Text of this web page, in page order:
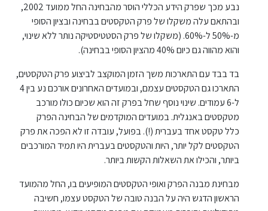
נבע מכך שפרק הידע הכללי הוסר מהבחינה החל ממועד 2002,
ובהתאם עלה משקלו של פרק הטקסטים בבחינה ובציון הסופי
מ-50% ל-60%. (משקלו של פרק הסטטיסטיקה נותר ללא שינוי,
והוא מהווה גם כיום 40% מהציון הסופי בבחינה).
בד בבד עם התארכות משך הזמן המוקצב לביצוע פרק הטקסטים,
התארכו גם הטקסטים עצמם, ובמועדים האחרונים אורכם נע בין 4
ל-6 עמודים. שינוי נוסף שחל בפרק זה הוא שכיום כולו מורכב
מטקסטים באנגלית. במועדים המוקדמים של הבחינה הפרק
כלל טקסט אחד בעברית (!). בפועל, עובדה זו לא הפכה את פרק
הטקסטים לקל יותר, היות והטקסטים בעברית היו תמיד המורכבים
ביותר, והכילו את השאלות הקשות ביותר.
מבחינת מבנה הפרק ואופי הטקסטים המופיעים בו, החל מהמועד
הראשון הדגש היה על הבנה טובה של הטקסט עצמו, חשיבה